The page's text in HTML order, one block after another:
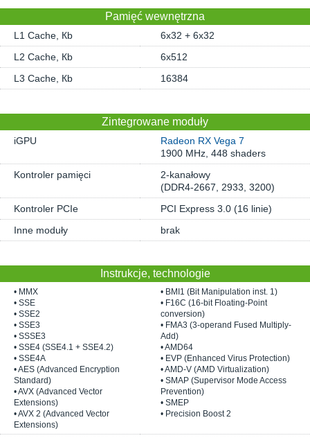
Pamięć wewnętrzna
L1 Cache, Кb
6x32 + 6x32
L2 Cache, Кb
6x512
L3 Cache, Кb
16384
Zintegrowane moduły
iGPU
Radeon RX Vega 7
1900 MHz, 448 shaders
Kontroler pamięci
2-kanałowy
(DDR4-2667, 2933, 3200)
Kontroler PCIe
PCI Express 3.0 (16 linie)
Inne moduły
brak
Instrukcje, technologie
• MMX
• SSE
• SSE2
• SSE3
• SSSE3
• SSE4 (SSE4.1 + SSE4.2)
• SSE4A
• AES (Advanced Encryption
Standard)
• AVX (Advanced Vector
Extensions)
• AVX 2 (Advanced Vector
Extensions)
• BMI1 (Bit Manipulation inst. 1)
• F16C (16-bit Floating-Point
conversion)
• FMA3 (3-operand Fused Multiply-
Add)
• AMD64
• EVP (Enhanced Virus Protection)
• AMD-V (AMD Virtualization)
• SMAP (Supervisor Mode Access
Prevention)
• SMEP
• Precision Boost 2